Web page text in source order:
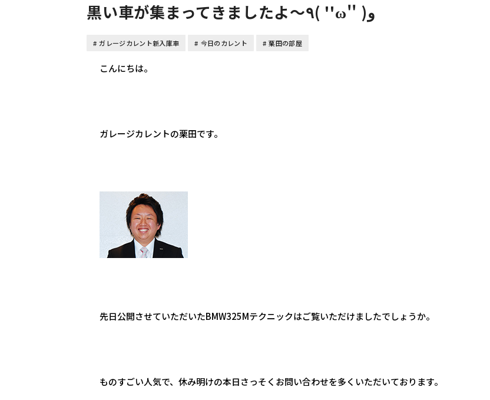
黒い車が集まってきましたよ～٩( ''ω'' )و
ガレージカレント新入庫車 今日のカレント 栗田の部屋
こんにちは。
ガレージカレントの栗田です。
先日公開させていただいたBMW325Mテクニックはご覧いただけましたでしょうか。
ものすごい人気で、休み明けの本日さっそくお問い合わせを多くいただいております。